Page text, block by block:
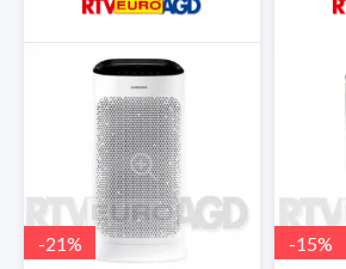
-21% -15%